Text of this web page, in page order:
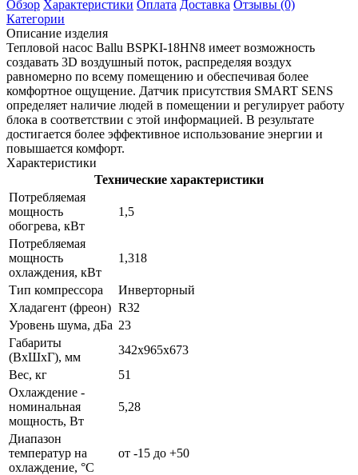
Обзор Характеристики Оплата Доставка Отзывы (0)
Категории
Описание изделия
Тепловой насос Ballu BSPKI-18HN8 имеет возможность
создавать 3D воздушный поток, распределяя воздух
равномерно по всему помещению и обеспечивая более
комфортное ощущение. Датчик присутствия SMART SENS
определяет наличие людей в помещении и регулирует работу
блока в соответствии с этой информацией. В результате
достигается более эффективное использование энергии и
повышается комфорт.
Характеристики
Технические характеристики
Потребляемая
мощность
обогрева, кВт
1,5
Потребляемая
мощность
охлаждения, кВт
1,318
Тип компрессора
Инверторный
Хладагент (фреон) R32
Уровень шума, дБа 23
Габариты
(ВxШxГ), мм
342x965x673
Вес, кг
51
Охлаждение -
номинальная
мощность, Вт
5,28
Диапазон
температур на
охлаждение, °C
от -15 до +50